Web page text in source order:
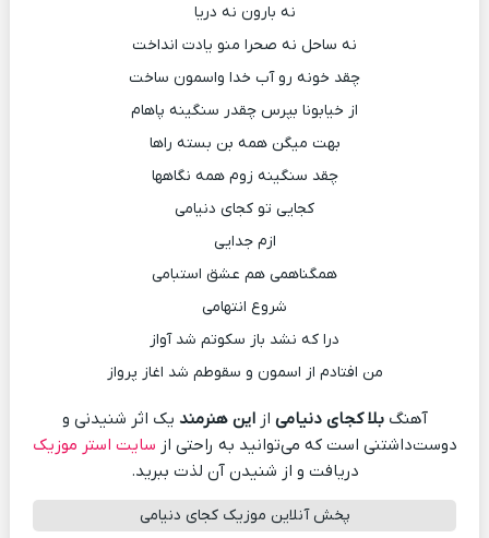
نه بارون نه دریا
نه ساحل نه صحرا منو یادت انداخت
چقد خونه رو آب خدا واسمون ساخت
از خیابونا بپرس چقدر سنگینه پاهام
بهت میگن همه بن بسته راها
چقد سنگینه زوم همه نگاهها
کجایی تو کجای دنیامی
ازم جدایی
همگناهمی هم عشق استبامی
شروع انتهامی
درا که نشد باز سکوتم شد آواز
من افتادم از اسمون و سقوطم شد اغاز پرواز
آهنگبلا کجای دنیامی ازاین هنرمند یک اثر شنیدنی و
دوست‌داشتنی است که می‌توانید به راحتی از سایت استر موزیک
دریافت و از شنیدن آن لذت ببرید.
پخش آنلاین موزیک کجای دنیامی